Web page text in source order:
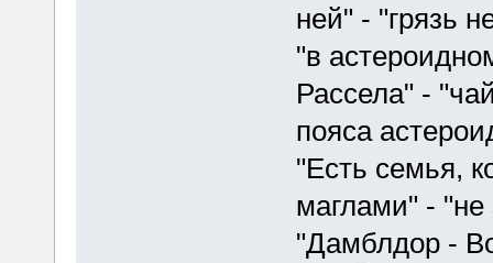
ней" - "грязь
"в
Рассела" -
пояса
"Есть семья,
маглами" - "не
"Дамблдор -